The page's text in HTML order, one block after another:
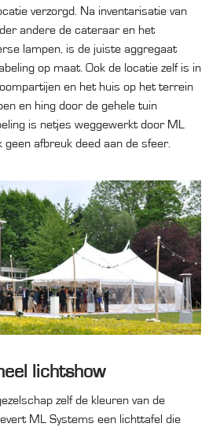
verzorgd. Na inventarisatie van
andere de cateraar en het
lampen, is de juiste aggregaat
op maat. Ook de locatie zelf is in
en het huis op het terrein
en hing door de gehele tuin
is netjes weggewerkt door ML
afbreuk deed aan de sfeer.
lichtshow
zelf de kleuren van de
ML Systems een lichttafel die